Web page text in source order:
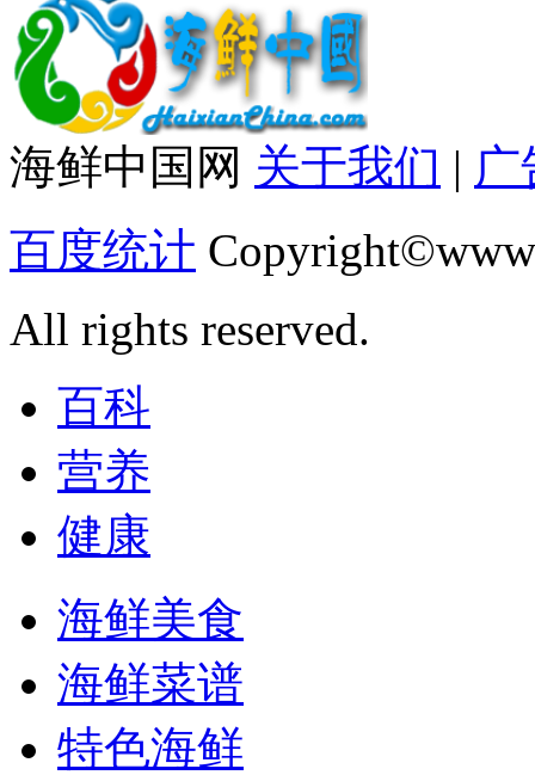
海鲜中国网 关于我们 | 广
百度统计
All rights reserved.
百科
营养
健康
海鲜美食
海鲜菜谱
特色海鲜